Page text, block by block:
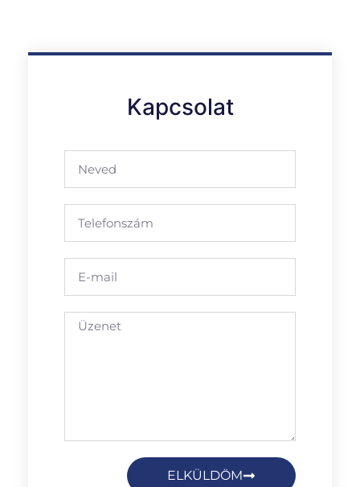
Kapcsolat
ELKÜLDÖM